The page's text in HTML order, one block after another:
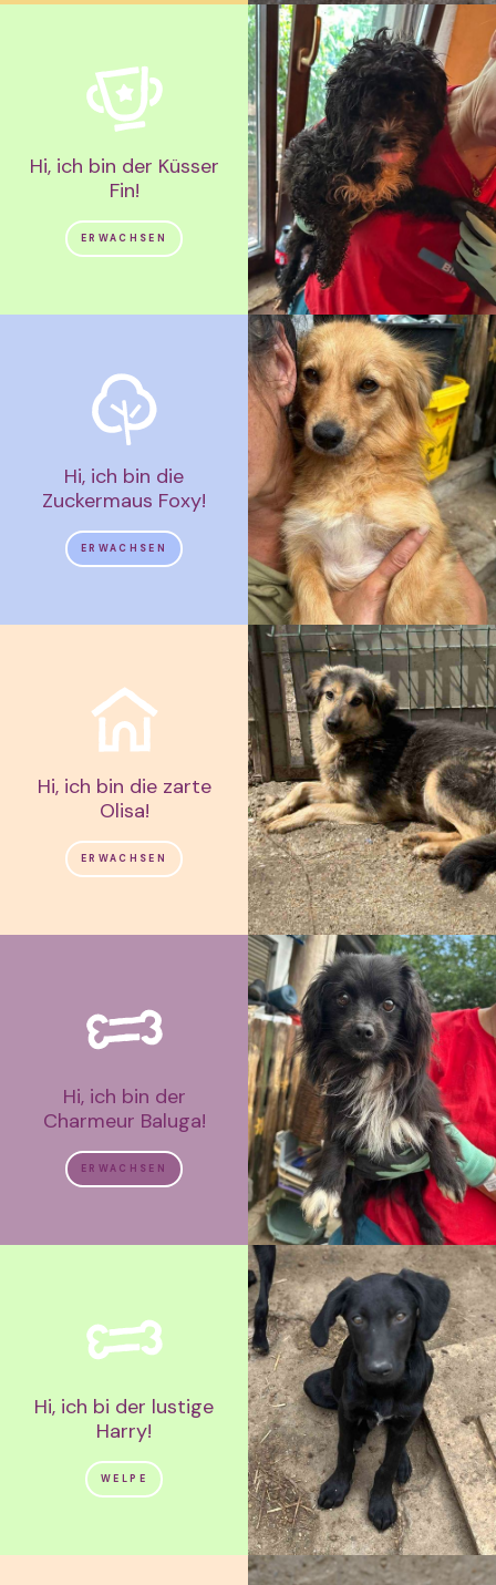
Hi, ich bin der Küsser
Fin!
ERWACHSEN
Hi, ich bin die
Zuckermaus Foxy!
ERWACHSEN
Hi, ich bin die zarte
Olisa!
ERWACHSEN
Hi, ich bin der
Charmeur Baluga!
ERWACHSEN
Hi, ich bi der lustige
Harry!
WELPE